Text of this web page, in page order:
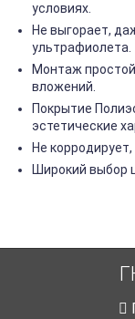
условиях.
Не выгорает,
ультрафиолета.
Монтаж
вложений.
Покрытие
эстетические
Не
Широкий выбор